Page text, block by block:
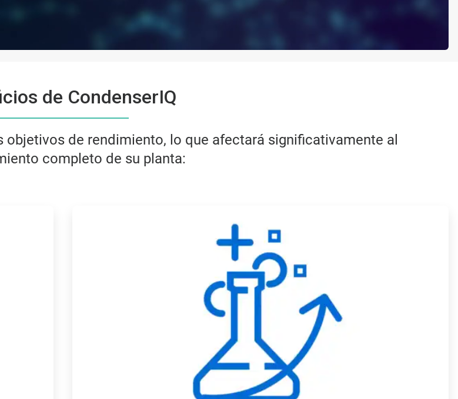
de CondenserIQ
objetivos de rendimiento, lo que afectará significativamente al
completo de su planta:
de
4